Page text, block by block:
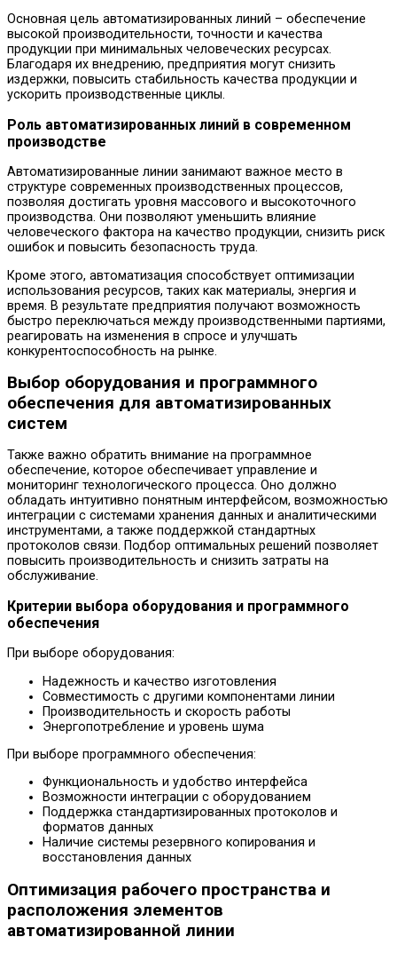
Основная цель автоматизированных линий – обеспечение
высокой производительности, точности и качества
продукции при минимальных человеческих ресурсах.
Благодаря их внедрению, предприятия могут снизить
издержки, повысить стабильность качества продукции и
ускорить производственные циклы.
Роль автоматизированных линий в современном
производстве
Автоматизированные линии занимают важное место в
структуре современных производственных процессов,
позволяя достигать уровня массового и высокоточного
производства. Они позволяют уменьшить влияние
человеческого фактора на качество продукции, снизить риск
ошибок и повысить безопасность труда.
Кроме этого, автоматизация способствует оптимизации
использования ресурсов, таких как материалы, энергия и
время. В результате предприятия получают возможность
быстро переключаться между производственными партиями,
реагировать на изменения в спросе и улучшать
конкурентоспособность на рынке.
Выбор оборудования и программного
обеспечения для автоматизированных
систем
Также важно обратить внимание на программное
обеспечение, которое обеспечивает управление и
мониторинг технологического процесса. Оно должно
обладать интуитивно понятным интерфейсом, возможностью
интеграции с системами хранения данных и аналитическими
инструментами, а также поддержкой стандартных
протоколов связи. Подбор оптимальных решений позволяет
повысить производительность и снизить затраты на
обслуживание.
Критерии выбора оборудования и программного
обеспечения
При выборе оборудования:
Надежность и качество изготовления
Совместимость с другими компонентами линии
Производительность и скорость работы
Энергопотребление и уровень шума
При выборе программного обеспечения:
Функциональность и удобство интерфейса
Возможности интеграции с оборудованием
Поддержка стандартизированных протоколов и
форматов данных
Наличие системы резервного копирования и
восстановления данных
Оптимизация рабочего пространства и
расположения элементов
автоматизированной линии